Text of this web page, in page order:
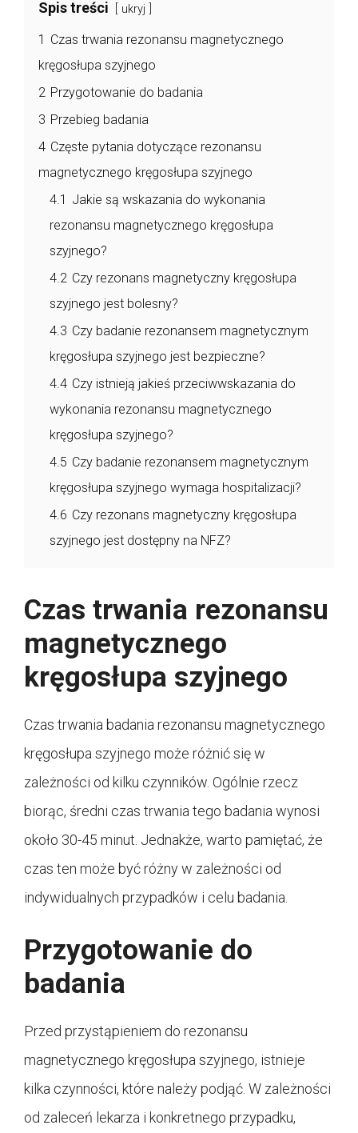
Spis treści ukryj
1 Czas trwania rezonansu magnetycznego
kręgosłupa szyjnego
2 Przygotowanie do badania
3 Przebieg badania
4 Częste pytania dotyczące rezonansu
magnetycznego kręgosłupa szyjnego
4.1 Jakie są wskazania do wykonania
rezonansu magnetycznego kręgosłupa
szyjnego?
4.2 Czy rezonans magnetyczny kręgosłupa
szyjnego jest bolesny?
4.3 Czy badanie rezonansem magnetycznym
kręgosłupa szyjnego jest bezpieczne?
4.4 Czy istnieją jakieś przeciwwskazania do
wykonania rezonansu magnetycznego
kręgosłupa szyjnego?
4.5 Czy badanie rezonansem magnetycznym
kręgosłupa szyjnego wymaga hospitalizacji?
4.6 Czy rezonans magnetyczny kręgosłupa
szyjnego jest dostępny na NFZ?
Czas trwania rezonansu
magnetycznego
kręgosłupa szyjnego
Czas trwania badania rezonansu magnetycznego
kręgosłupa szyjnego może różnić się w
zależności od kilku czynników. Ogólnie rzecz
biorąc, średni czas trwania tego badania wynosi
około 30-45 minut. Jednakże, warto pamiętać, że
czas ten może być różny w zależności od
indywidualnych przypadków i celu badania.
Przygotowanie do
badania
Przed przystąpieniem do rezonansu
magnetycznego kręgosłupa szyjnego, istnieje
kilka czynności, które należy podjąć. W zależności
od zaleceń lekarza i konkretnego przypadku,